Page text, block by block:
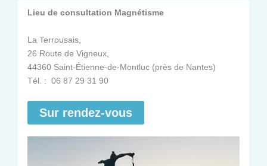
Lieu de consultation Magnétisme
La Terrousais,
26 Route de Vigneux,
44360 Saint-Étienne-de-Montluc (près de Nantes)
Tél. : 06 87 29 31 90
Sur rendez-vous